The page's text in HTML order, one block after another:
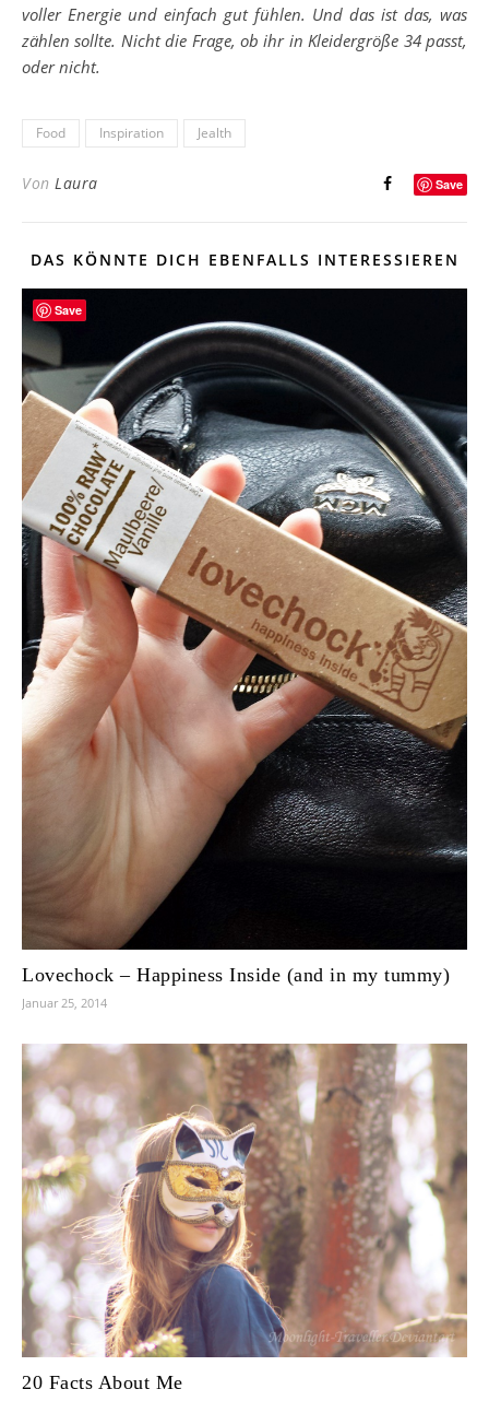
voller Energie und einfach gut fühlen. Und das ist das, was
zählen sollte. Nicht die Frage, ob ihr in Kleidergröße 34 passt,
oder nicht.
Food Inspiration Jealth
Von Laura Save
DAS KÖNNTE DICH EBENFALLS INTERESSIEREN
Lovechock – Happiness Inside (and in my tummy)
Januar 25, 2014
20 Facts About Me
Save